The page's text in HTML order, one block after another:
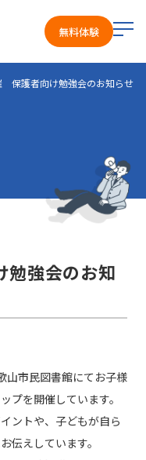
無料体験
メ
ュ
ー
保護者向け勉強会のお知らせ
強会のお知
山市民図書館にてお子様
プを開催しています。
ントや、子どもが自ら
伝えしています。